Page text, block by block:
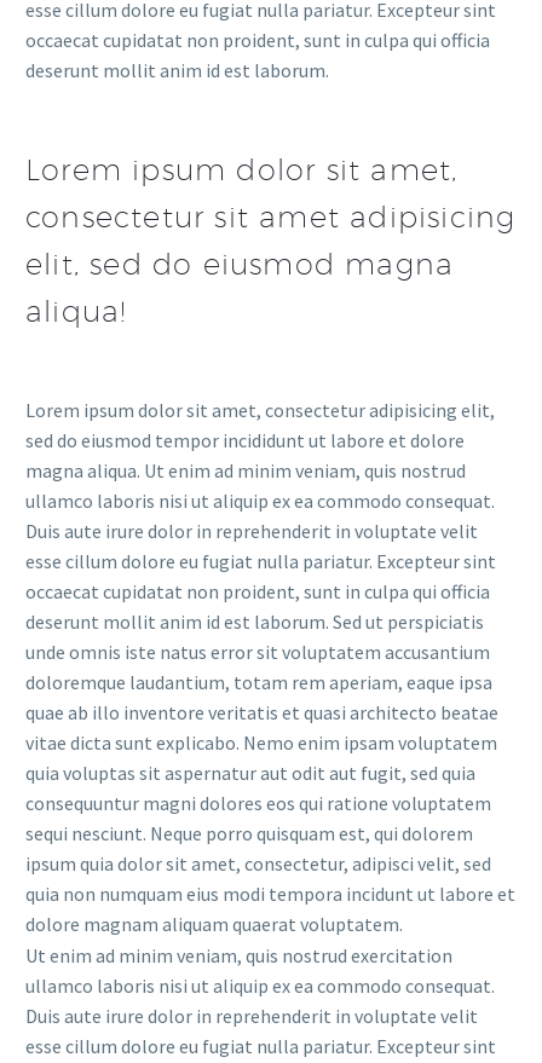
esse cillum dolore eu fugiat nulla pariatur. Excepteur sint
occaecat cupidatat non proident, sunt in culpa qui officia
deserunt mollit anim id est laborum.
Lorem ipsum dolor sit amet,
consectetur sit amet adipisicing
elit, sed do eiusmod magna
aliqua!
Lorem ipsum dolor sit amet, consectetur adipisicing elit,
sed do eiusmod tempor incididunt ut labore et dolore
magna aliqua. Ut enim ad minim veniam, quis nostrud
ullamco laboris nisi ut aliquip ex ea commodo consequat.
Duis aute irure dolor in reprehenderit in voluptate velit
esse cillum dolore eu fugiat nulla pariatur. Excepteur sint
occaecat cupidatat non proident, sunt in culpa qui officia
deserunt mollit anim id est laborum. Sed ut perspiciatis
unde omnis iste natus error sit voluptatem accusantium
doloremque laudantium, totam rem aperiam, eaque ipsa
quae ab illo inventore veritatis et quasi architecto beatae
vitae dicta sunt explicabo. Nemo enim ipsam voluptatem
quia voluptas sit aspernatur aut odit aut fugit, sed quia
consequuntur magni dolores eos qui ratione voluptatem
sequi nesciunt. Neque porro quisquam est, qui dolorem
ipsum quia dolor sit amet, consectetur, adipisci velit, sed
quia non numquam eius modi tempora incidunt ut labore et
dolore magnam aliquam quaerat voluptatem.
Ut enim ad minim veniam, quis nostrud exercitation
ullamco laboris nisi ut aliquip ex ea commodo consequat.
Duis aute irure dolor in reprehenderit in voluptate velit
esse cillum dolore eu fugiat nulla pariatur. Excepteur sint